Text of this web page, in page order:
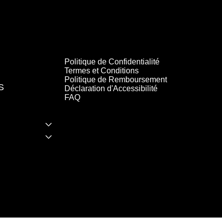
Politique de Confidentialité
Termes et Conditions
Politique de Remboursement
Déclaration d'Accessibilité
FAQ